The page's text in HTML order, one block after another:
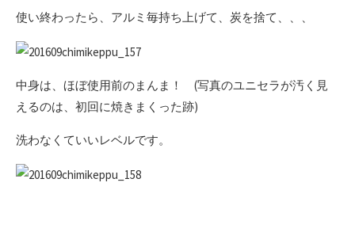
使い終わったら、アルミ毎持ち上げて、炭を捨て、、、
中身は、ほぼ使用前のまんま！ (写真のユニセラが汚く見
えるのは、初回に焼きまくった跡)
洗わなくていいレベルです。